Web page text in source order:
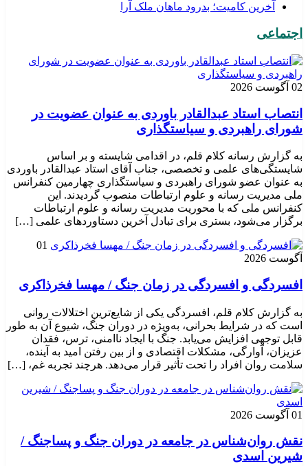
​آخرین کامیت؛ بدرود ماهان ملک آرا
اجتماعی
02 آگوست 2026
انتصاب استاد عبدالقادر باوردی به عنوان عضویت در
شورای راهبردی و سیاستگذاری
به گزارش رسانه کلام قلم، در اقدامی شایسته و بر اساس
شایستگی‌های علمی و تخصصی، جناب آقای استاد عبدالقادر باوردی
به عنوان عضو شورای راهبردی و سیاستگذاری چهارمین کنفرانس
ملی مدیریت رسانه و علوم ارتباطات منصوب گردیدند. این
کنفرانس ملی که با محوریت مدیریت رسانه و علوم ارتباطات
برگزار می‌شود، بستری برای تبادل آخرین دستاوردهای علمی […]
01
آگوست 2026
افسردگی و افسردگی در زمان جنگ / مهسا فخرذاکری
به گزارش کلام قلم، افسردگی یکی از شایع‌ترین اختلالات روانی
است که در شرایط بحرانی، به‌ویژه در دوران جنگ، شیوع آن به طور
قابل توجهی افزایش می‌یابد. جنگ با ایجاد ناامنی، ترس، فقدان
عزیزان، آوارگی، مشکلات اقتصادی و از بین رفتن امید به آینده،
سلامت روان افراد را تحت تأثیر قرار می‌دهد. هرچند تجربه غم، […]
01 آگوست 2026
نقش روان‌شناس در جامعه در دوران جنگ و پساجنگ /
شیرین اسدی